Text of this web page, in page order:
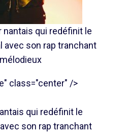
nantais qui redéfinit le
avec son rap tranchant
class="center" />
qui redéfinit le
son rap tranchant